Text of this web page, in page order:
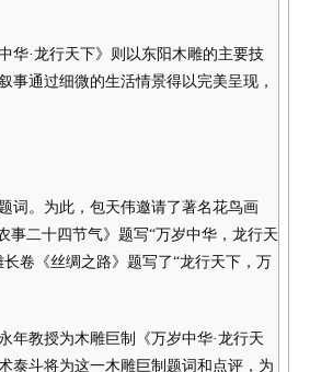
·龙行天下》则以东阳木雕的主要技
事通过细微的生活情景得以完美呈现，
。为此，包天伟邀请了著名花鸟画
事二十四节气》题写“万岁中华，龙行天
卷《丝绸之路》题写了“龙行天下，万
教授为木雕巨制《万岁中华·龙行天
泰斗将为这一木雕巨制题词和点评，为